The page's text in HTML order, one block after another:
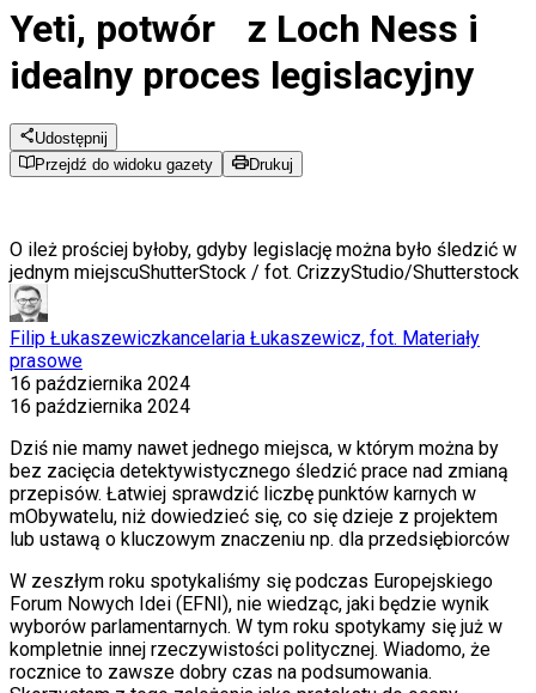
Yeti, potwór z Loch Ness i
idealny proces legislacyjny
Udostępnij
Przejdź do widoku gazety
Drukuj
O ileż prościej byłoby, gdyby legislację można było śledzić w
jednym miejscuShutterStock / fot. CrizzyStudio/Shutterstock
Filip Łukaszewiczkancelaria Łukaszewicz, fot. Materiały
prasowe
16 października 2024
16 października 2024
Dziś nie mamy nawet jednego miejsca, w którym można by
bez zacięcia detektywistycznego śledzić prace nad zmianą
przepisów. Łatwiej sprawdzić liczbę punktów karnych w
mObywatelu, niż dowiedzieć się, co się dzieje z projektem
lub ustawą o kluczowym znaczeniu np. dla przedsiębiorców
W zeszłym roku spotykaliśmy się podczas Europejskiego
Forum Nowych Idei (EFNI), nie wiedząc, jaki będzie wynik
wyborów parlamentarnych. W tym roku spotykamy się już w
kompletnie innej rzeczywistości politycznej. Wiadomo, że
rocznice to zawsze dobry czas na podsumowania.